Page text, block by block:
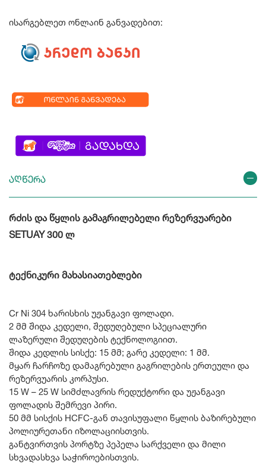
ისარგებლეთ ონლაინ განვადებით:
აღწერა
რძის და წყლის გამაგრილებელი რეზერვუარები
SETUAY 300 ლ
ტექნიკური მახასიათებლები
Cr Ni 304 ხარისხის უჟანგავი ფოლადი.
2 მმ შიდა კედელი, შედუღებული სპეციალური
ლაზერული შედუღების ტექნოლოგიით.
შიდა კედლის სისქე: 15 მმ; გარე კედელი: 1 მმ.
მყარ ჩარჩოზე დამაგრებული გაგრილების ერთეული და
რეზერვუარის კორპუსი.
15 W – 25 W სიმძლავრის რედუქტორი და უჟანგავი
ფოლადის შემრევი პირი.
50 მმ სისქის HCFC-გან თავისუფალი წყლის ბაზირებული
პოლიურეთანი იზოლაციისთვის.
განტვირთვის პორტზე პეპელა სარქველი და მილი
სხვადასხვა საჭიროებისთვის.